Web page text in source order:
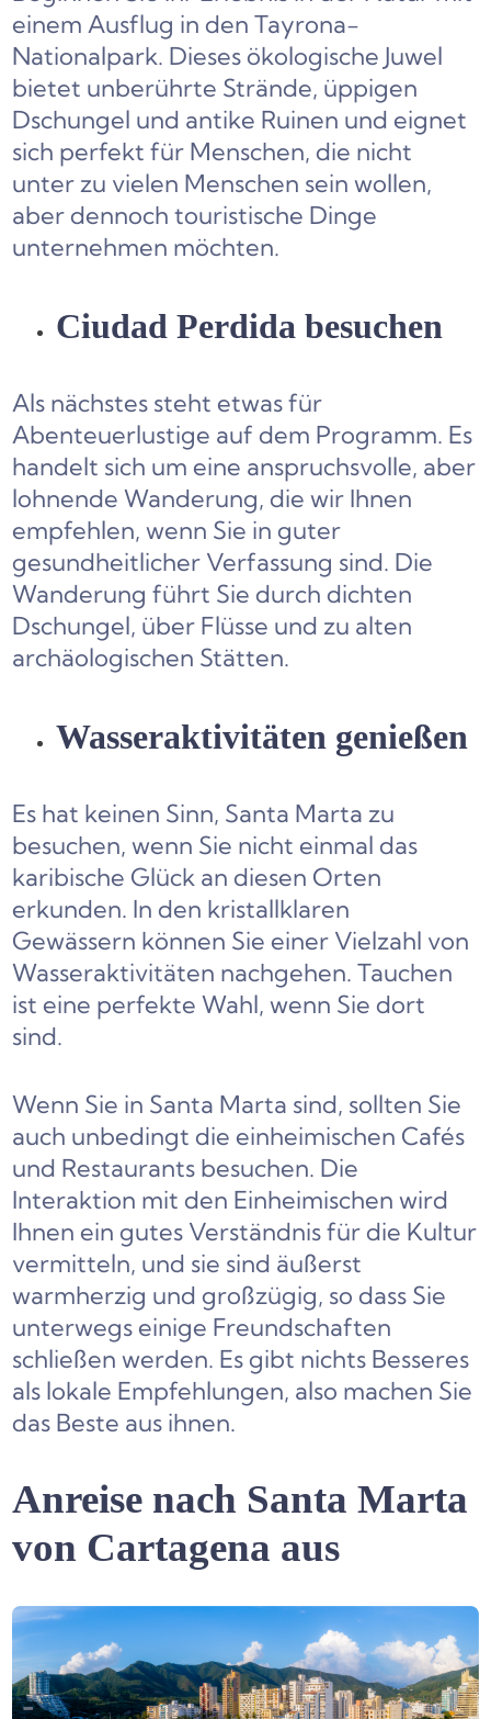
einem Ausflug in den Tayrona-
Nationalpark. Dieses ökologische Juwel
bietet unberührte Strände, üppigen
Dschungel und antike Ruinen und eignet
sich perfekt für Menschen, die nicht
unter zu vielen Menschen sein wollen,
aber dennoch touristische Dinge
unternehmen möchten.
Ciudad Perdida besuchen
Als nächstes steht etwas für
Abenteuerlustige auf dem Programm. Es
handelt sich um eine anspruchsvolle, aber
lohnende Wanderung, die wir Ihnen
empfehlen, wenn Sie in guter
gesundheitlicher Verfassung sind. Die
Wanderung führt Sie durch dichten
Dschungel, über Flüsse und zu alten
archäologischen Stätten.
Wasseraktivitäten genießen
Es hat keinen Sinn, Santa Marta zu
besuchen, wenn Sie nicht einmal das
karibische Glück an diesen Orten
erkunden. In den kristallklaren
Gewässern können Sie einer Vielzahl von
Wasseraktivitäten nachgehen. Tauchen
ist eine perfekte Wahl, wenn Sie dort
sind.
Wenn Sie in Santa Marta sind, sollten Sie
auch unbedingt die einheimischen Cafés
und Restaurants besuchen. Die
Interaktion mit den Einheimischen wird
Ihnen ein gutes Verständnis für die Kultur
vermitteln, und sie sind äußerst
warmherzig und großzügig, so dass Sie
unterwegs einige Freundschaften
schließen werden. Es gibt nichts Besseres
als lokale Empfehlungen, also machen Sie
das Beste aus ihnen.
Anreise nach Santa Marta
von Cartagena aus